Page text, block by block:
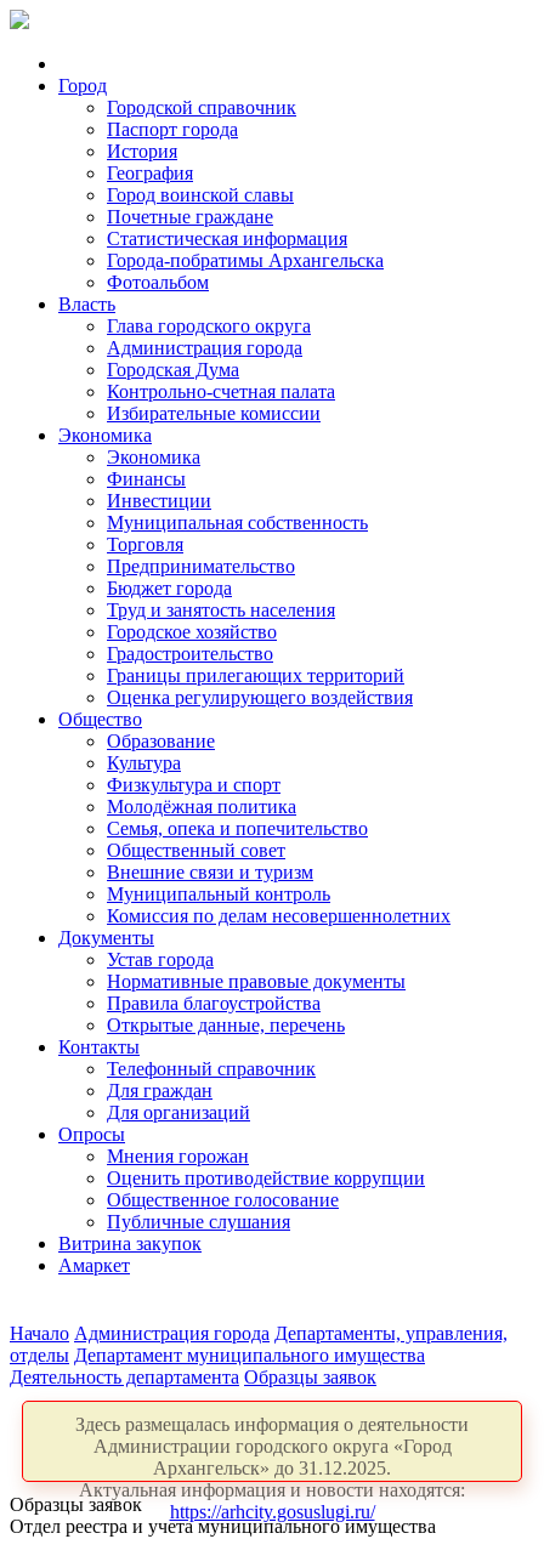
Город
Городской справочник
Паспорт города
История
География
Город воинской славы
Почетные граждане
Статистическая информация
Города-побратимы Архангельска
Фотоальбом
Власть
Глава городского округа
Администрация города
Городская Дума
Контрольно-счетная палата
Избирательные комиссии
Экономика
Экономика
Финансы
Инвестиции
Муниципальная собственность
Торговля
Предпринимательство
Бюджет города
Труд и занятость населения
Городское хозяйство
Градостроительство
Границы прилегающих территорий
Оценка регулирующего воздействия
Общество
Образование
Культура
Физкультура и спорт
Молодёжная политика
Семья, опека и попечительство
Общественный совет
Внешние связи и туризм
Муниципальный контроль
Комиссия по делам несовершеннолетних
Документы
Устав города
Нормативные правовые документы
Правила благоустройства
Открытые данные, перечень
Контакты
Телефонный справочник
Для граждан
Для организаций
Опросы
Мнения горожан
Оценить противодействие коррупции
Общественное голосование
Публичные слушания
Витрина закупок
Амаркет
Начало Администрация города Департаменты, управления,
отделы Департамент муниципального имущества
Деятельность департамента Образцы заявок
Здесь размещалась информация о деятельности
Администрации городского округа «Город
Архангельск» до 31.12.2025.
Актуальная информация и новости находятся:
https://arhcity.gosuslugi.ru/
Образцы заявок
Отдел реестра и учета муниципального имущества